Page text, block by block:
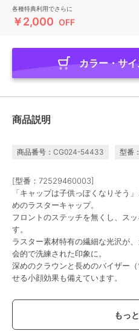
各種特典利用でさらに
￥2,000 OFF
カラー・サ
商品説明
商品番号：CG024-54433 型番
[型番：72529460003]
「キャップは子供っぽくなりそう
めのラスターキャップ。
フロントのステッチを無くし、ス
す。
ラスター素材特有の繊細な光沢が
会的で洗練された印象に。
深めのクラウンと長めのバイザー
せる小顔効果も備えています。
【detail】
・サイズ調整可能なバックベルト
・ステッチワークを最小限にする